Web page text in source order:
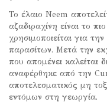
Το έλαιο Neem
αζαδιραχίνη είναι το
χρησιμοποιείται για
παρασίτων. Μετά την
που απομένει καλείται
αναφέρθηκε από την
αποτελεσματικός μη
εντόμων στη γεωργία.